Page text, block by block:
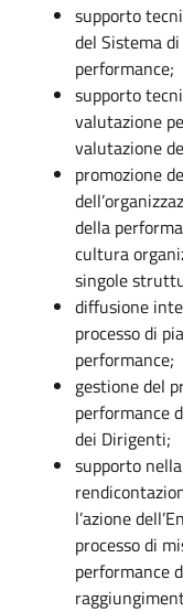
supporto
del Sistema
performance;
supporto
valutazione
valutazione
promozione
della
cultura
singole
diffusione
processo di
performance;
gestione del
performance
dei Dirigenti;
supporto
l’azione
processo di
performance